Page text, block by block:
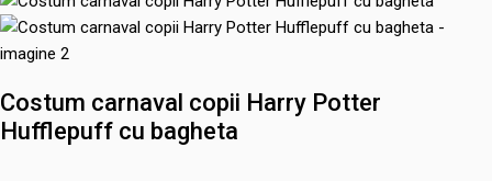
Costum carnaval copii Harry Potter
Hufflepuff cu bagheta